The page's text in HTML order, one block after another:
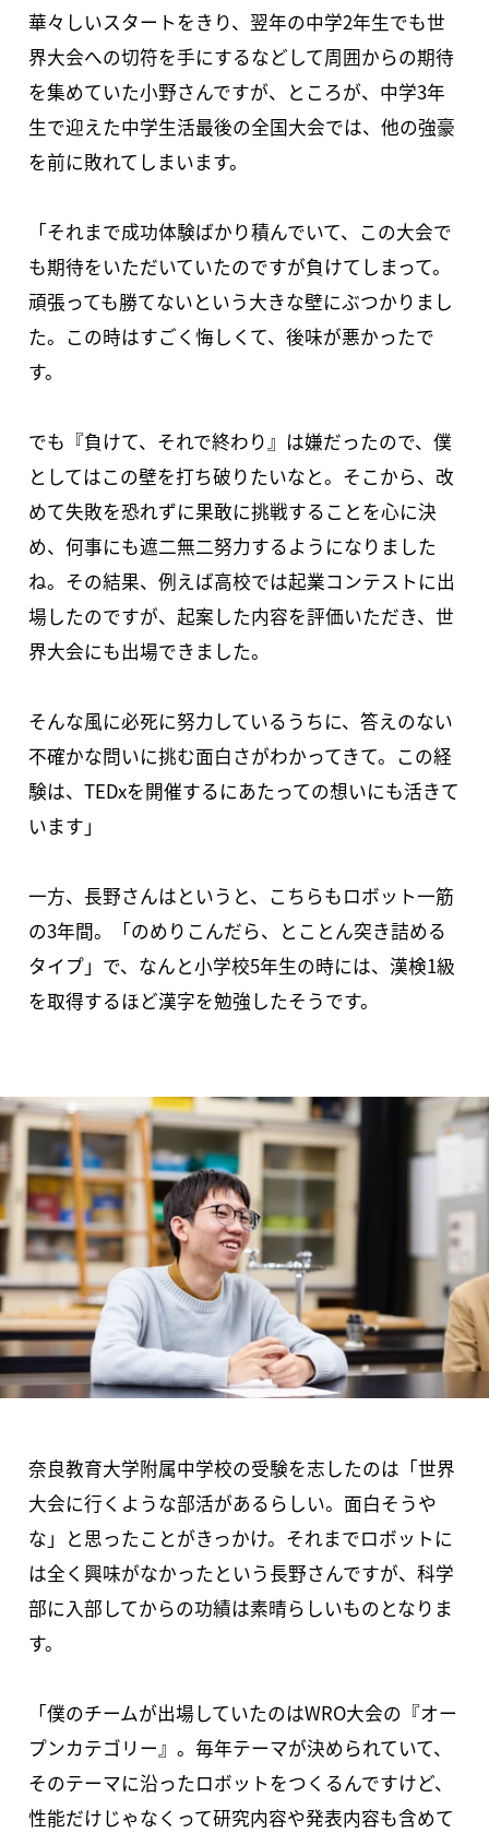
華々しいスタートをきり、翌年の中学2年生でも世
界大会への切符を手にするなどして周囲からの期待
を集めていた小野さんですが、ところが、中学3年
生で迎えた中学生活最後の全国大会では、他の強豪
を前に敗れてしまいます。
「それまで成功体験ばかり積んでいて、この大会で
も期待をいただいていたのですが負けてしまって。
頑張っても勝てないという大きな壁にぶつかりまし
た。この時はすごく悔しくて、後味が悪かったで
す。
でも『負けて、それで終わり』は嫌だったので、僕
としてはこの壁を打ち破りたいなと。そこから、改
めて失敗を恐れずに果敢に挑戦することを心に決
め、何事にも遮二無二努力するようになりました
ね。その結果、例えば高校では起業コンテストに出
場したのですが、起案した内容を評価いただき、世
界大会にも出場できました。
そんな風に必死に努力しているうちに、答えのない
不確かな問いに挑む面白さがわかってきて。この経
験は、TEDxを開催するにあたっての想いにも活きて
います」
一方、長野さんはというと、こちらもロボット一筋
の3年間。「のめりこんだら、とことん突き詰める
タイプ」で、なんと小学校5年生の時には、漢検1級
を取得するほど漢字を勉強したそうです。
奈良教育大学附属中学校の受験を志したのは「世界
大会に行くような部活があるらしい。面白そうや
な」と思ったことがきっかけ。それまでロボットに
は全く興味がなかったという長野さんですが、科学
部に入部してからの功績は素晴らしいものとなりま
す。
「僕のチームが出場していたのはWRO大会の『オー
プンカテゴリー』。毎年テーマが決められていて、
そのテーマに沿ったロボットをつくるんですけど、
性能だけじゃなくって研究内容や発表内容も含めて